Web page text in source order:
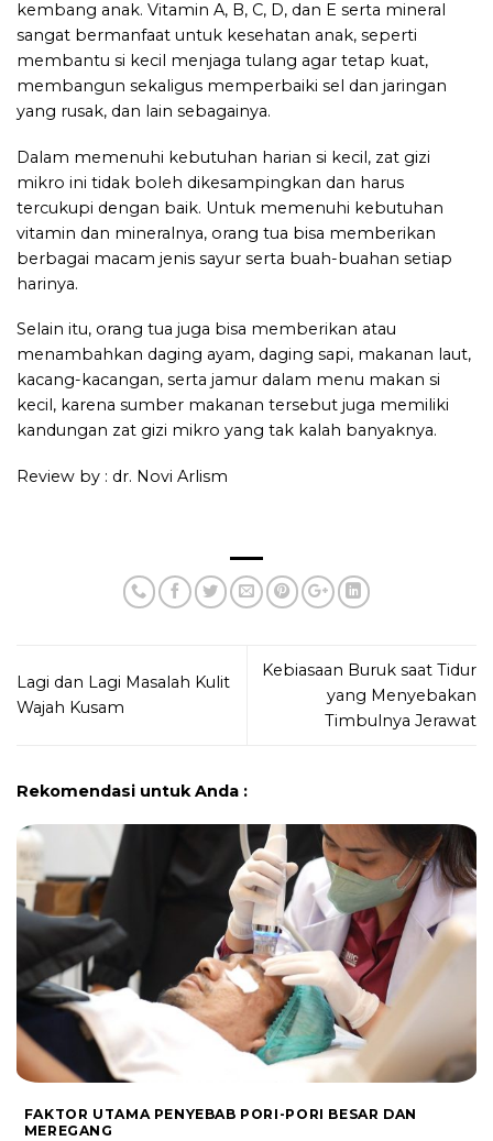
kembang anak. Vitamin A, B, C, D, dan E serta mineral
sangat bermanfaat untuk kesehatan anak, seperti
membantu si kecil menjaga tulang agar tetap kuat,
membangun sekaligus memperbaiki sel dan jaringan
yang rusak, dan lain sebagainya.
Dalam memenuhi kebutuhan harian si kecil, zat gizi
mikro ini tidak boleh dikesampingkan dan harus
tercukupi dengan baik. Untuk memenuhi kebutuhan
vitamin dan mineralnya, orang tua bisa memberikan
berbagai macam jenis sayur serta buah-buahan setiap
harinya.
Selain itu, orang tua juga bisa memberikan atau
menambahkan daging ayam, daging sapi, makanan laut,
kacang-kacangan, serta jamur dalam menu makan si
kecil, karena sumber makanan tersebut juga memiliki
kandungan zat gizi mikro yang tak kalah banyaknya.
Review by : dr. Novi Arlism
Lagi dan Lagi Masalah Kulit
Wajah Kusam
Kebiasaan Buruk saat Tidur
yang Menyebakan
Timbulnya Jerawat
Rekomendasi untuk Anda :
FAKTOR UTAMA PENYEBAB PORI-PORI BESAR DAN
MEREGANG